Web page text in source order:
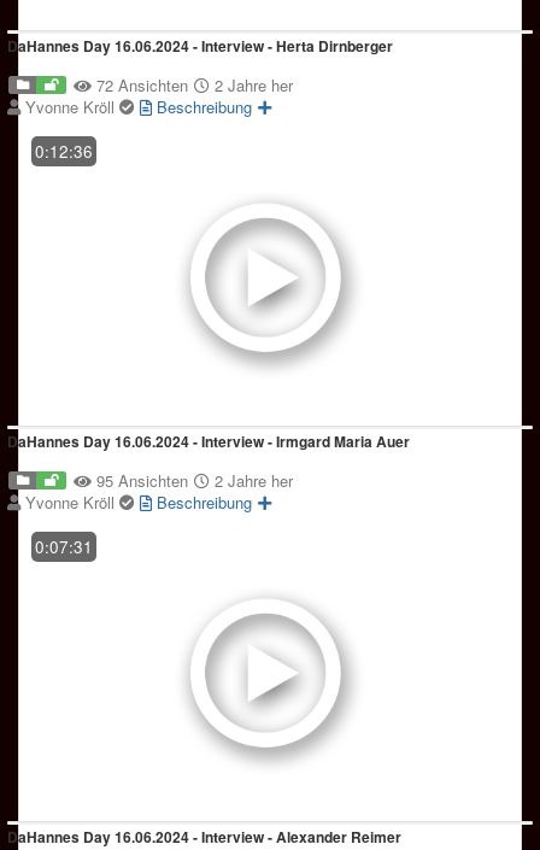
DaHannes Day 16.06.2024 - Interview - Herta Dirnberger
72 Ansichten
2 Jahre her
Yvonne Kröll
Beschreibung
0:12:36
DaHannes Day 16.06.2024 - Interview - Irmgard Maria Auer
95 Ansichten
2 Jahre her
Yvonne Kröll
Beschreibung
0:07:31
DaHannes Day 16.06.2024 - Interview - Alexander Reimer